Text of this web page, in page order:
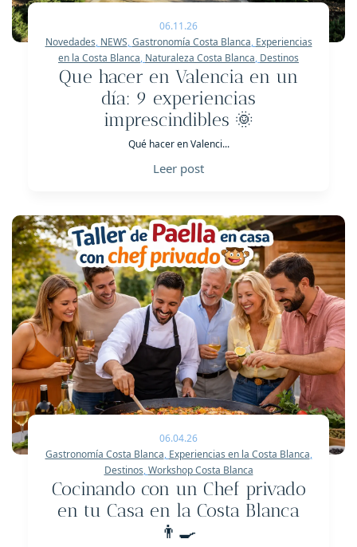
06.11.26
Novedades, NEWS,Gastronomía Costa Blanca, Experiencias
en la Costa Blanca, Naturaleza Costa Blanca, Destinos
Que hacer en Valencia en un
día: 9 experiencias
imprescindibles 🌞
Qué hacer en Valenci...
Leer post
06.04.26
Gastronomía Costa Blanca, Experiencias en la Costa Blanca,
Destinos,Workshop Costa Blanca
Cocinando con un Chef privado
en tu Casa en la Costa Blanca
👨‍🍳